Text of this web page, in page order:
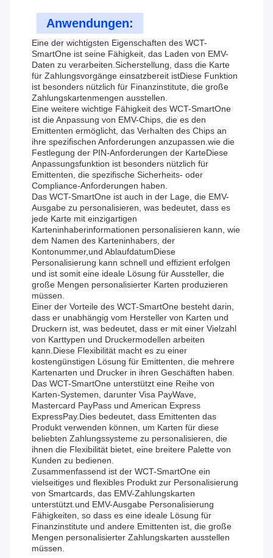
Anwendungen:
Eine der wichtigsten Eigenschaften des WCT-
SmartOne ist seine Fähigkeit, das Laden von EMV-
Daten zu verarbeiten.Sicherstellung, dass die Karte
für Zahlungsvorgänge einsatzbereit istDiese Funktion
ist besonders nützlich für Finanzinstitute, die große
Zahlungskartenmengen ausstellen.
Eine weitere wichtige Fähigkeit des WCT-SmartOne
ist die Anpassung von EMV-Chips, die es den
Emittenten ermöglicht, das Verhalten des Chips an
ihre spezifischen Anforderungen anzupassen.wie die
Festlegung der PIN-Anforderungen der KarteDiese
Anpassungsfunktion ist besonders nützlich für
Emittenten, die spezifische Sicherheits- oder
Compliance-Anforderungen haben.
Das WCT-SmartOne ist auch in der Lage, die EMV-
Ausgabe zu personalisieren, was bedeutet, dass es
jede Karte mit einzigartigen
Karteninhaberinformationen personalisieren kann, wie
dem Namen des Karteninhabers, der
Kontonummer,und AblaufdatumDiese
Personalisierung kann schnell und effizient erfolgen
und ist somit eine ideale Lösung für Aussteller, die
große Mengen personalisierter Karten produzieren
müssen.
Einer der Vorteile des WCT-SmartOne besteht darin,
dass er unabhängig vom Hersteller von Karten und
Druckern ist, was bedeutet, dass er mit einer Vielzahl
von Karttypen und Druckermodellen arbeiten
kann.Diese Flexibilität macht es zu einer
kostengünstigen Lösung für Emittenten, die mehrere
Kartenarten und Drucker in ihren Geschäften haben.
Das WCT-SmartOne unterstützt eine Reihe von
Karten-Systemen, darunter Visa PayWave,
Mastercard PayPass und American Express
ExpressPay.Dies bedeutet, dass Emittenten das
Produkt verwenden können, um Karten für diese
beliebten Zahlungssysteme zu personalisieren, die
ihnen die Flexibilität bietet, eine breitere Palette von
Kunden zu bedienen.
Zusammenfassend ist der WCT-SmartOne ein
vielseitiges und flexibles Produkt zur Personalisierung
von Smartcards, das EMV-Zahlungskarten
unterstützt.und EMV-Ausgabe Personalisierung
Fähigkeiten, so dass es eine ideale Lösung für
Finanzinstitute und andere Emittenten ist, die große
Mengen personalisierter Zahlungskarten ausstellen
müssen.